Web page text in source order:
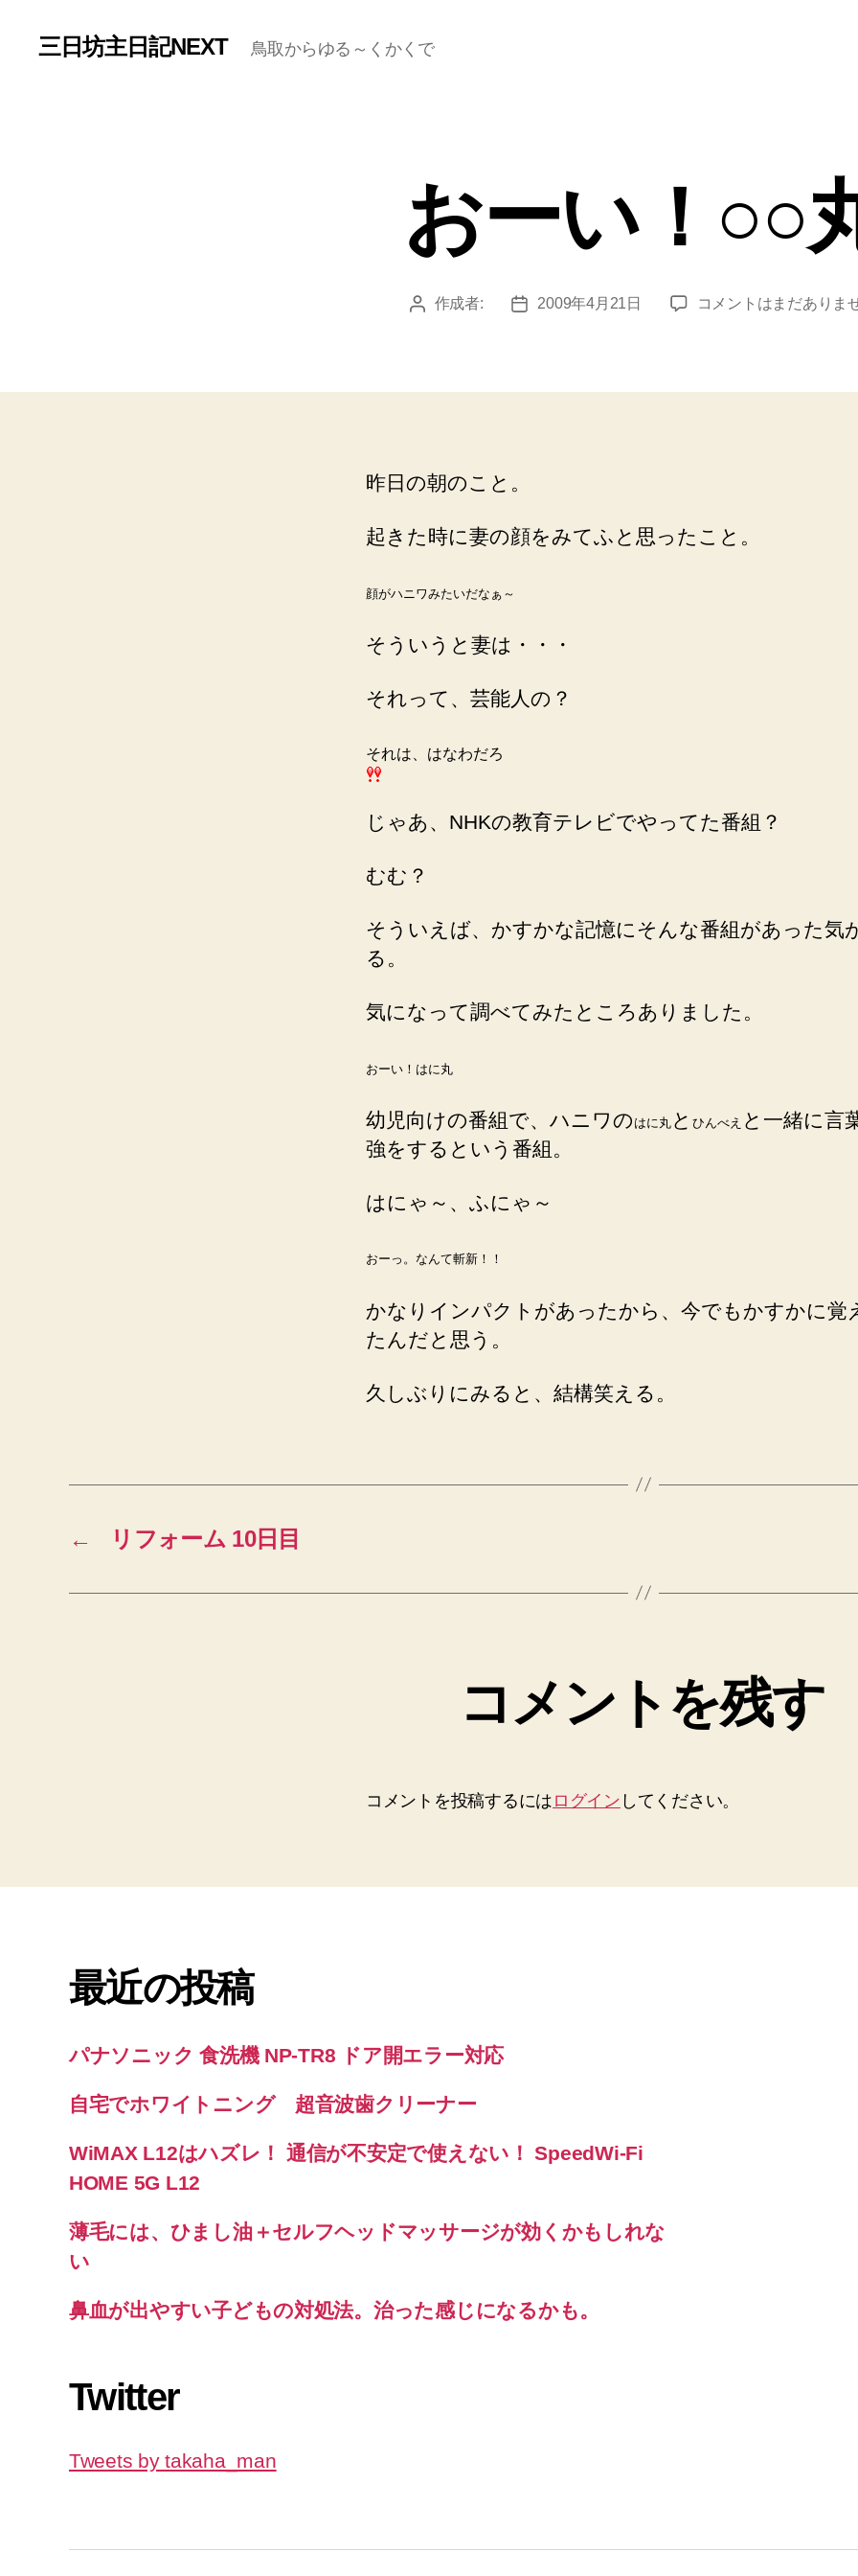
三日坊主日記NEXT 鳥取からゆる～くかくで
おーい！○○
投 作成者:
投
2009年4月21日
お
丸
コメントはまだありま
昨日の朝のこと。
起きた時に妻の顔をみてふと思ったこと。
顔がハニワみたいだなぁ～
そういうと妻は・・・
それって、芸能人の？
それは、はなわだろ
じゃあ、NHKの教育テレビでやってた番組？
むむ？
そういえば、かすかな記憶にそんな番組があった気
る。
気になって調べてみたところありました。
おーい！はに丸
幼児向けの番組で、ハニワの はに丸 と ひんべえ と一緒に言
強をするという番組。
はにゃ～、ふにゃ～
おーっ。なんて斬新！！
かなりインパクトがあったから、今でもかすかに覚
たんだと思う。
久しぶりにみると、結構笑える。
← リフォーム 10日目
コメントを残す
コメントを投稿するには ログイン してください。
最近の投稿
パナソニック 食洗機 NP-TR8 ドア開エラー対応
自宅でホワイトニング 超音波歯クリーナー
WiMAX L12はハズレ！ 通信が不安定で使えない！ SpeedWi-Fi
HOME 5G L12
薄毛には、ひまし油＋セルフヘッドマッサージが効くかもしれな
い
鼻血が出やすい子どもの対処法。治った感じになるかも。
Twitter
Tweets by takaha_man